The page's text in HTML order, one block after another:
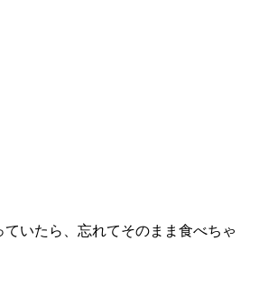
いたら、忘れてそのまま食べちゃ